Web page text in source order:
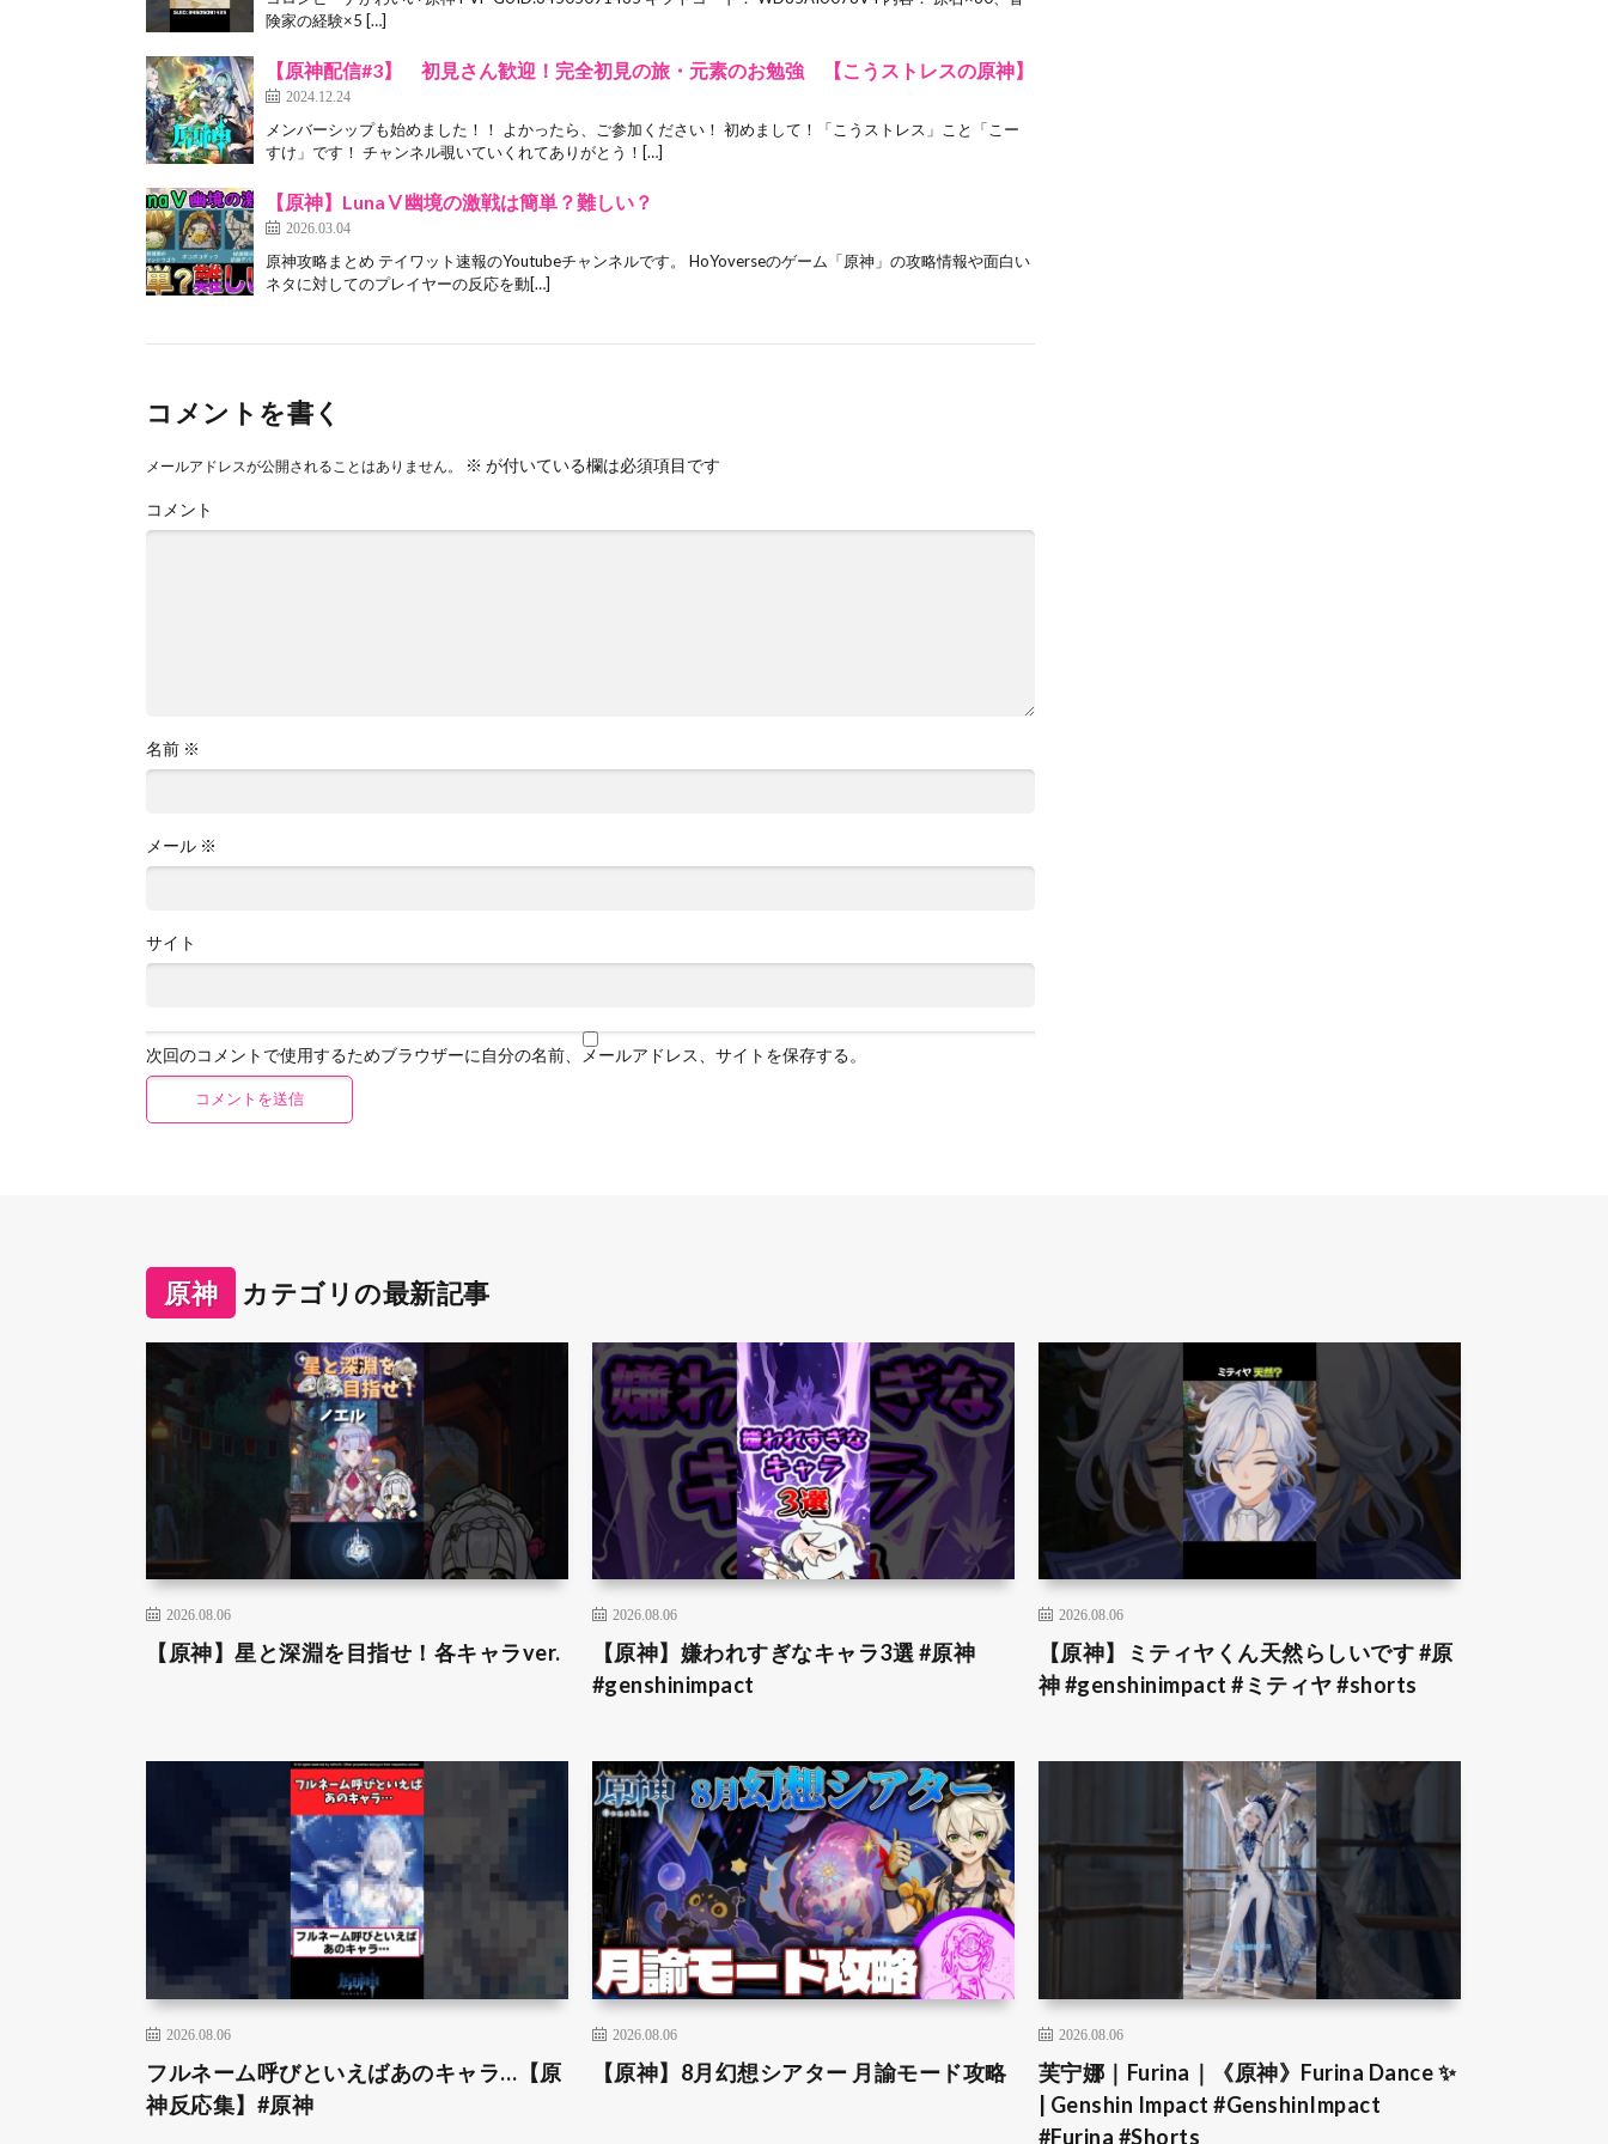
険家の経験×5 […]
【原神配信#3】 初見さん歓迎！完全初見の旅・元素のお勉強 【こうストレスの原神】
2024.12.24
メンバーシップも始めました！！ よかったら、ご参加ください！ 初めまして！「こうストレス」こと「こー
すけ」です！ チャンネル覗いていくれてありがとう！[…]
【原神】LunaⅤ幽境の激戦は簡単？難しい？
2026.03.04
原神攻略まとめ テイワット速報のYoutubeチャンネルです。 HoYoverseのゲーム「原神」の攻略情報や面白い
ネタに対してのプレイヤーの反応を動[…]
コメントを書く
メールアドレスが公開されることはありません。 ※ が付いている欄は必須項目です
コメント
名前 ※
メール ※
サイト
次回のコメントで使用するためブラウザーに自分の名前、メールアドレス、サイトを保存する。
原神 カテゴリの最新記事
2026.08.06
【原神】星と深淵を目指せ！各キャラver.
2026.08.06
【原神】嫌われすぎなキャラ3選 #原神
#genshinimpact
2026.08.06
【原神】ミティヤくん天然らしいです #原
神 #genshinimpact #ミティヤ #shorts
2026.08.06
フルネーム呼びといえばあのキャラ…【原
神反応集】#原神
2026.08.06
【原神】8月幻想シアター 月諭モード攻略
2026.08.06
芙宁娜｜Furina｜《原神》Furina Dance ✨
| Genshin Impact #GenshinImpact
#Furina #Shorts